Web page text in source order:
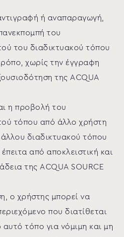
ή αναπαραγωγή,
του
του διαδικτυακού τόπου
χωρίς την έγγραφη
της ACQUA
η προβολή του
τόπου από άλλο χρήστη
διαδικτυακού τόπου
από αποκλειστική και
της ACQUA SOURCE
ο χρήστης μπορεί να
που διατίθεται
αυτό τόπο για νόμιμη και μη